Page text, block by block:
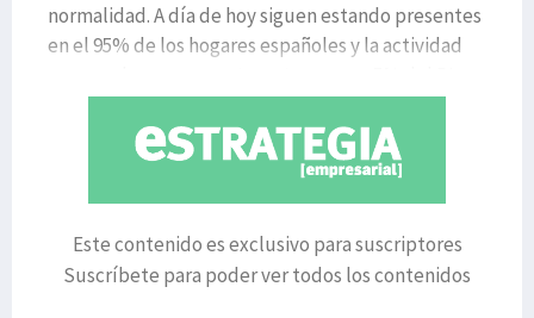
normalidad. A día de hoy siguen estando presentes
en el 95% de los hogares españoles y la actividad
Este contenido es exclusivo para suscriptores
Suscríbete para poder ver todos los contenidos